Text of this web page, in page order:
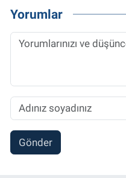
Yorumlar
Gönder